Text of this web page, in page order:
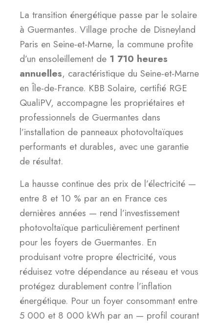
La transition énergétique passe par le solaire
à Guermantes. Village proche de Disneyland
Paris en Seine-et-Marne, la commune profite
d’un ensoleillement de 1 710 heures
annuelles, caractéristique du Seine-et-Marne
en Île-de-France. KBB Solaire, certifié RGE
QualiPV, accompagne les propriétaires et
professionnels de Guermantes dans
l’installation de panneaux photovoltaïques
performants et durables, avec une garantie
de résultat.
La hausse continue des prix de l’électricité —
entre 8 et 10 % par an en France ces
dernières années — rend l’investissement
photovoltaïque particulièrement pertinent
pour les foyers de Guermantes. En
produisant votre propre électricité, vous
réduisez votre dépendance au réseau et vous
protégez durablement contre l’inflation
énergétique. Pour un foyer consommant entre
5 000 et 8 000 kWh par an — profil courant